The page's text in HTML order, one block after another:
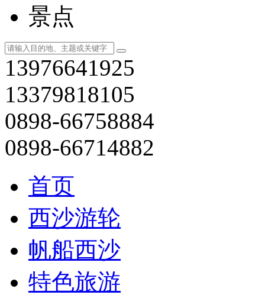
景点
13976641925
13379818105
0898-66758884
0898-66714882
首页
西沙游轮
帆船西沙
特色旅游